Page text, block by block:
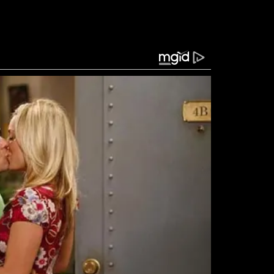
drones no crime organizado representa um novo
fácil de pilotar e pode ser controlado à
destrutivo, sem que os responsáveis
de segurança um investimento maior em
rastrear a origem e a movimentação desses